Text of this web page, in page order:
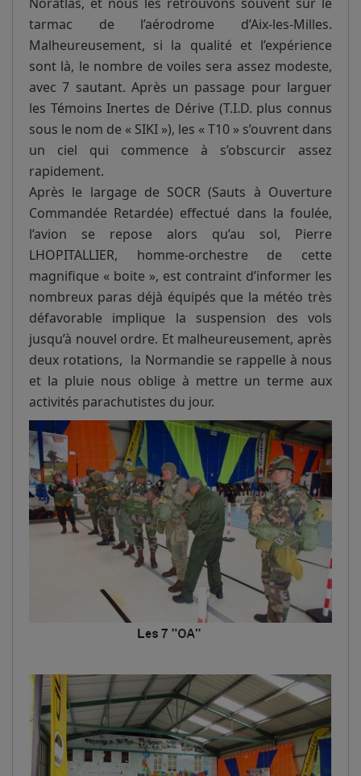
tarmac de l’aérodrome d’Aix-les-Milles.
Malheureusement, si la qualité et l’expérience
sont là, le nombre de voiles sera assez modeste,
avec 7 sautant. Après un passage pour larguer
les Témoins Inertes de Dérive (T.I.D. plus connus
sous le nom de « SIKI »), les « T10 » s’ouvrent dans
un ciel qui commence à s’obscurcir assez
rapidement.
Après le largage de SOCR (Sauts à Ouverture
Commandée Retardée) effectué dans la foulée,
l’avion se repose alors qu’au sol, Pierre
LHOPITALLIER, homme-orchestre de cette
magnifique « boite », est contraint d’informer les
nombreux paras déjà équipés que la météo très
défavorable implique la suspension des vols
jusqu’à nouvel ordre. Et malheureusement, après
deux rotations, la Normandie se rappelle à nous
et la pluie nous oblige à mettre un terme aux
activités parachutistes du jour.